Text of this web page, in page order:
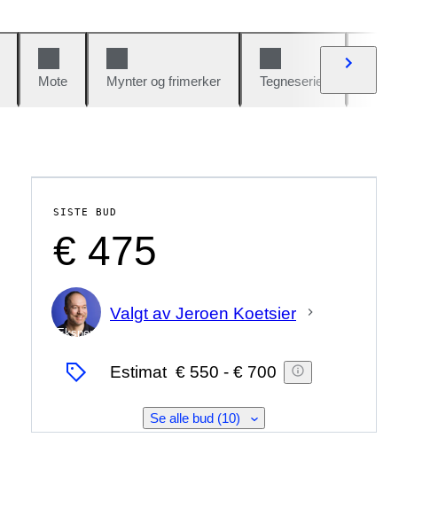
Mote Mynter og frimerker Tegneserier
SISTE BUD
€ 475
Ekspert
Valgt av Jeroen Koetsier
Estimat € 550 - € 700
Se alle bud (10)